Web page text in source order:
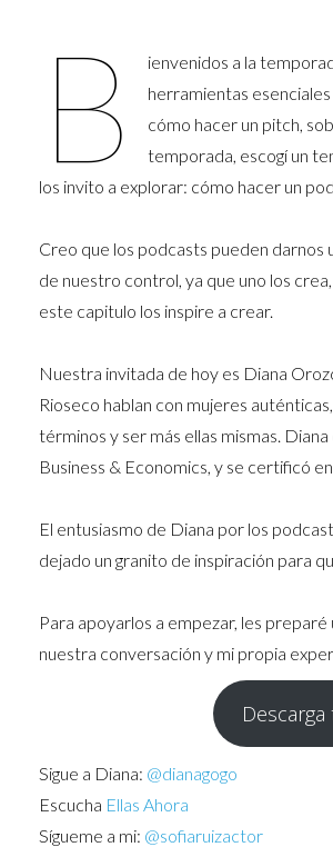
B
ienvenidos a la
herramientas
cómo hacer un pitch,
temporada, escogí un
los invito a explorar: cómo hacer un
Creo que los podcasts pueden
de nuestro control, ya que uno los
este capitulo los inspire a crear.
Nuestra invitada de hoy es Diana
Rioseco hablan con mujeres
términos y ser más ellas mismas.
Business & Economics, y se certificó
El entusiasmo de Diana por los
dejado un granito de inspiración para
Para apoyarlos a empezar, les
nuestra conversación y mi propia
Sigue a Diana: @dianagogo
Escucha Ellas Ahora
Sígueme a mi: @sofiaruizactor